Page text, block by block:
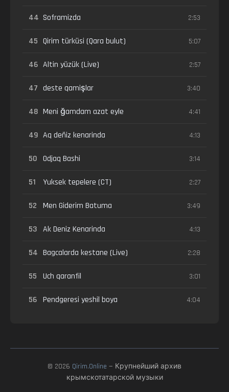
44 Soframizda 2:53
45 Qirim türküsi (Qara bulut) 5:07
46 Altin yüzük (Live) 2:57
47 deste qamişlar 3:40
48 Meni ğamdam azat eyle 4:41
49 Aq deñiz kenarinda 4:13
50 Odjaq Bashi 3:14
51 Yuksek tepelere (CT) 2:27
52 Men Giderim Batuma 3:49
53 Ak Deniz Kenarinda 4:13
54 Bagcalarda kestane (Live) 2:28
55 Uch qaranfil 3:01
56 Pendgeresi yeshil boya 4:04
© 2026 Qirim.Online — Крупнейший архив
крымскотатарской музыки